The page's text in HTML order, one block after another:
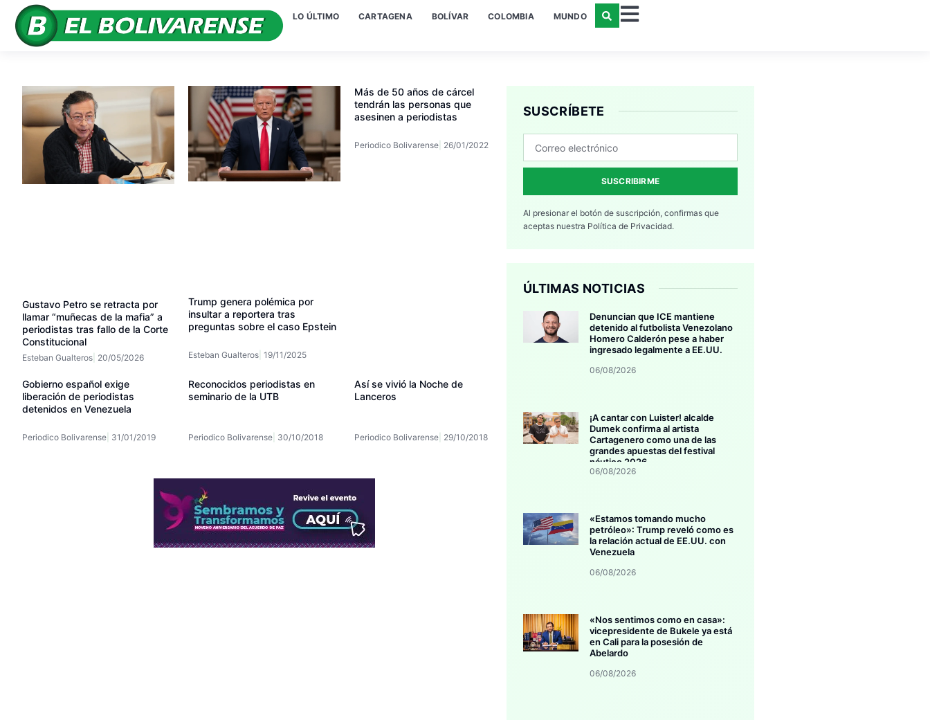
LO ÚLTIMO CARTAGENA BOLÍVAR COLOMBIA MUNDO
Gustavo Petro se retracta por
llamar “muñecas de la mafia” a
periodistas tras fallo de la Corte
Constitucional
Esteban Gualteros 20/05/2026
Trump genera polémica por
insultar a reportera tras
preguntas sobre el caso Epstein
Esteban Gualteros 19/11/2025
Más de 50 años de cárcel
tendrán las personas que
asesinen a periodistas
Periodico Bolivarense 26/01/2022
Gobierno español exige
liberación de periodistas
detenidos en Venezuela
Periodico Bolivarense 31/01/2019
Reconocidos periodistas en
seminario de la UTB
Periodico Bolivarense 30/10/2018
Así se vivió la Noche de
Lanceros
Periodico Bolivarense 29/10/2018
SUSCRÍBETE
SUSCRIBIRME
Al presionar el botón de suscripción, confirmas que
aceptas nuestra Política de Privacidad.
ÚLTIMAS NOTICIAS
Denuncian que ICE mantiene
detenido al futbolista Venezolano
Homero Calderón pese a haber
ingresado legalmente a EE.UU.
06/08/2026
¡A cantar con Luister! alcalde
Dumek confirma al artista
Cartagenero como una de las
grandes apuestas del festival
náutico 2026
06/08/2026
«Estamos tomando mucho
petróleo»: Trump reveló como es
la relación actual de EE.UU. con
Venezuela
06/08/2026
«Nos sentimos como en casa»:
vicepresidente de Bukele ya está
en Cali para la posesión de
Abelardo
06/08/2026